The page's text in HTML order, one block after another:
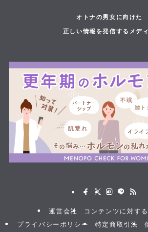
オトナの男女に向けた
正しい情報を発信するメデ
運営会社
コンテンツに対す
プライバシーポリシー
特定商取引法